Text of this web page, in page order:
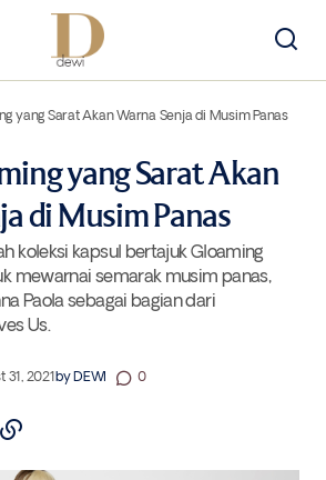
yang Sarat Akan Warna Senja di Musim Panas
yang Sarat Akan
di Musim Panas
koleksi kapsul bertajuk Gloaming
mewarnai semarak musim panas,
Paola sebagai bagian dari
Us.
31, 2021byDEWI 0